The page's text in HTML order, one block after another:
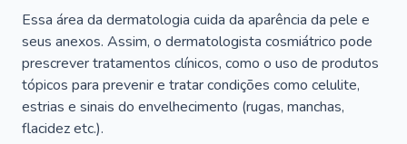
Essa área da dermatologia cuida da aparência da pele e
seus anexos. Assim, o dermatologista cosmiátrico pode
prescrever tratamentos clínicos, como o uso de produtos
tópicos para prevenir e tratar condições como celulite,
estrias e sinais do envelhecimento (rugas, manchas,
flacidez etc.).